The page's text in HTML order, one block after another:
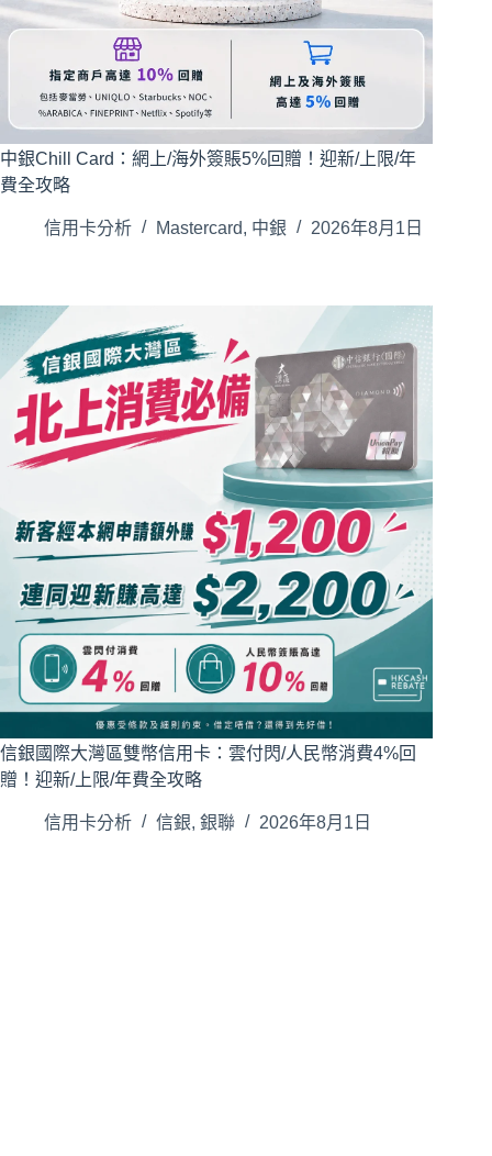
中銀Chill Card：網上/海外簽賬5%回贈！迎新/上限/年
費全攻略
信用卡分析 Mastercard, 中銀 2026年8月1日
信銀國際大灣區雙幣信用卡：雲付閃/人民幣消費4%回
贈！迎新/上限/年費全攻略
信用卡分析 信銀, 銀聯 2026年8月1日